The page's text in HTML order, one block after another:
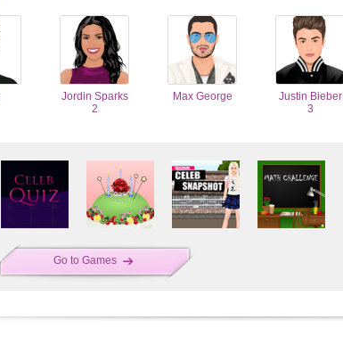
Jordin Sparks
2
Max George
Justin Bieber
3
Go to Games